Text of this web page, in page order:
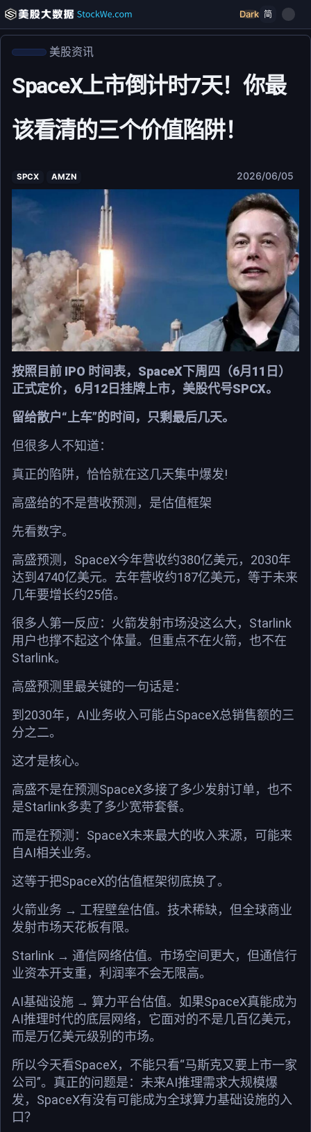
Dark 简
美股资讯
SpaceX上市倒计时7天！你最
该看清的三个价值陷阱！
SPCX AMZN 2026/06/05
按照目前 IPO 时间表，SpaceX下周四（6月11日）
正式定价，6月12日挂牌上市，美股代号SPCX。
留给散户“上车”的时间，只剩最后几天。
但很多人不知道：
真正的陷阱，恰恰就在这几天集中爆发!
高盛给的不是营收预测，是估值框架
先看数字。
高盛预测，SpaceX今年营收约380亿美元，2030年
达到4740亿美元。去年营收约187亿美元，等于未来
几年要增长约25倍。
很多人第一反应：火箭发射市场没这么大，Starlink
用户也撑不起这个体量。但重点不在火箭，也不在
Starlink。
高盛预测里最关键的一句话是：
到2030年，AI业务收入可能占SpaceX总销售额的三
分之二。
这才是核心。
高盛不是在预测SpaceX多接了多少发射订单，也不
是Starlink多卖了多少宽带套餐。
而是在预测：SpaceX未来最大的收入来源，可能来
自AI相关业务。
这等于把SpaceX的估值框架彻底换了。
火箭业务 → 工程壁垒估值。技术稀缺，但全球商业
发射市场天花板有限。
Starlink → 通信网络估值。市场空间更大，但通信行
业资本开支重，利润率不会无限高。
AI基础设施 → 算力平台估值。如果SpaceX真能成为
AI推理时代的底层网络，它面对的不是几百亿美元，
而是万亿美元级别的市场。
所以今天看SpaceX，不能只看“马斯克又要上市一家
公司”。真正的问题是：未来AI推理需求大规模爆
发，SpaceX有没有可能成为全球算力基础设施的入
口？